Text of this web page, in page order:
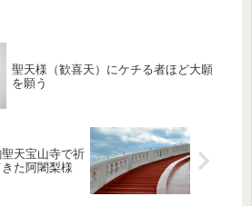
聖天様（歓喜天）にケチる者ほど大願
を願う
天宝山寺で祈
た阿闍梨様